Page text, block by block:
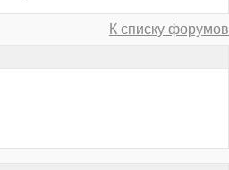
К списку форумов